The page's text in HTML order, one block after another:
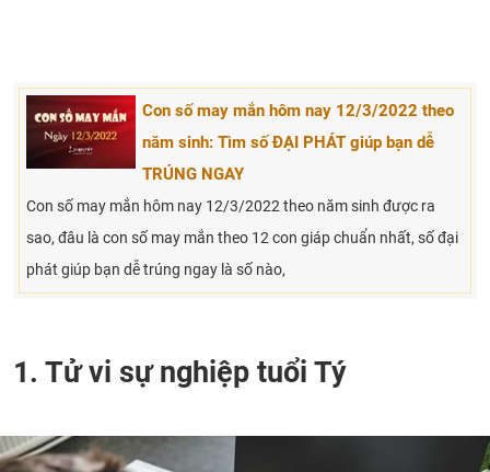
Con số may mắn hôm nay 12/3/2022 theo
năm sinh: Tìm số ĐẠI PHÁT giúp bạn dễ
TRÚNG NGAY
Con số may mắn hôm nay 12/3/2022 theo năm sinh được ra
sao, đâu là con số may mắn theo 12 con giáp chuẩn nhất, số đại
phát giúp bạn dễ trúng ngay là số nào,
1. Tử vi sự nghiệp tuổi Tý